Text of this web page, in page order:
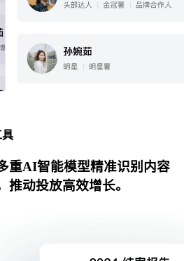
具
重AI智能模型精准识别内容
推动投放高效增长。